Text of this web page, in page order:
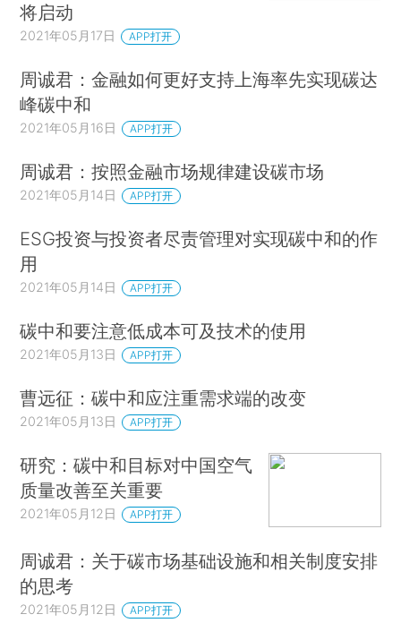
将启动
2021年05月17日 APP打开
周诚君：金融如何更好支持上海率先实现碳达
峰碳中和
2021年05月16日 APP打开
周诚君：按照金融市场规律建设碳市场
2021年05月14日 APP打开
ESG投资与投资者尽责管理对实现碳中和的作
用
2021年05月14日 APP打开
碳中和要注意低成本可及技术的使用
2021年05月13日 APP打开
曹远征：碳中和应注重需求端的改变
2021年05月13日 APP打开
研究：碳中和目标对中国空气
质量改善至关重要
2021年05月12日 APP打开
周诚君：关于碳市场基础设施和相关制度安排
的思考
2021年05月12日 APP打开